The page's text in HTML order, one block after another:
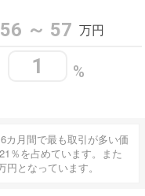
56 ～ 57 万円
%
1
カ月間で最も取引が多い価
％を占めています。また
となっています。